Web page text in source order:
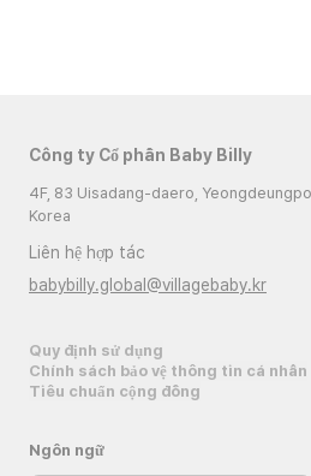
Công ty Cổ phần Baby Billy
4F, 83 Uisadang-daero,
Korea
Liên hệ hợp tác
babybilly.global@villagebaby.kr
Quy định sử dụng
Chính sách bảo vệ thông tin cá nhân
Tiêu chuẩn cộng đồng
Ngôn ngữ